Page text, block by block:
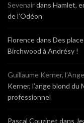
Sevenairdans Hamlet,
de l’Odéon
Florencedans Des
Birchwood à Andrésy !
Guillaume Kerner,
Kerner, l’ange blond
professionnel
Pascal Couzinet dans